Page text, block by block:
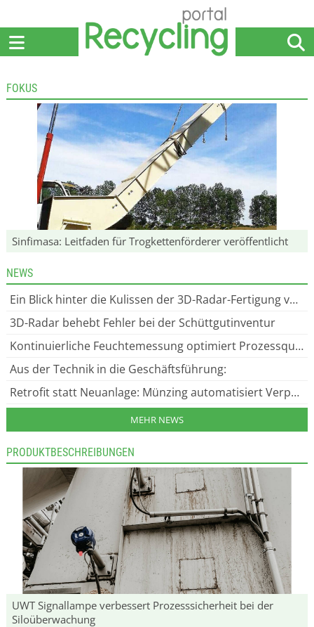
FOKUS
Sinfimasa: Leitfaden für Trogkettenförderer veröffentlicht
NEWS
Ein Blick hinter die Kulissen der 3D-Radar-Fertigung von Rettar
3D-Radar behebt Fehler bei der Schüttgutinventur
Kontinuierliche Feuchtemessung optimiert Prozessqualität
Aus der Technik in die Geschäftsführung:
Retrofit statt Neuanlage: Münzing automatisiert Verpackungslinie
MEHR NEWS
PRODUKTBESCHREIBUNGEN
UWT Signallampe verbessert Prozesssicherheit bei der
Siloüberwachung